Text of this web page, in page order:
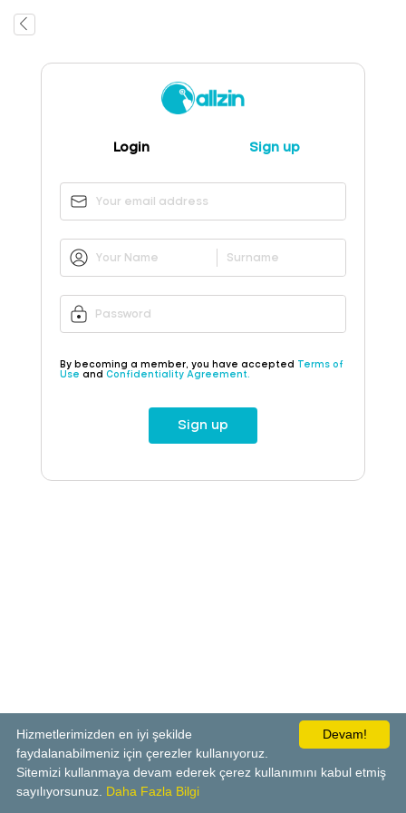
Login Sign up
By becoming a member, you have accepted Terms of
Use and Confidentiality Agreement.
Sign up
Devam!
Hizmetlerimizden en iyi şekilde
faydalanabilmeniz için çerezler kullanıyoruz.
Sitemizi kullanmaya devam ederek çerez kullanımını kabul etmiş
sayılıyorsunuz. Daha Fazla Bilgi